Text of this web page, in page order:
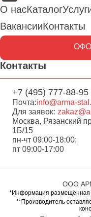
О насКаталог
ВакансииКонтакты
Контакты
+7 (495) 777-88-95
Почта:info@arma-
Для заявок:
Москва, Рязанский
1Б/15
пн-чт 09:00-18:00;
пт 09:00-17:00
ООО
*Информация размещённая
**Производитель